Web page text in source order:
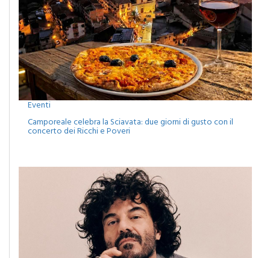
Eventi
Camporeale celebra la Sciavata: due giorni di gusto con il
concerto dei Ricchi e Poveri